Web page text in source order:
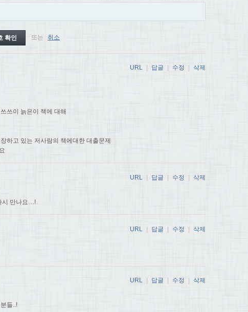
또는 취소
쓰이 늙은이 책에 대해
하고 있는 저사람의 책에대한 대출문제
URL 답글 수정 삭제
시 만나요…!
URL | 답글 | 수정 | 삭제
URL | 답글 | 수정 | 삭제
들..!
URL 답글 수정 삭제